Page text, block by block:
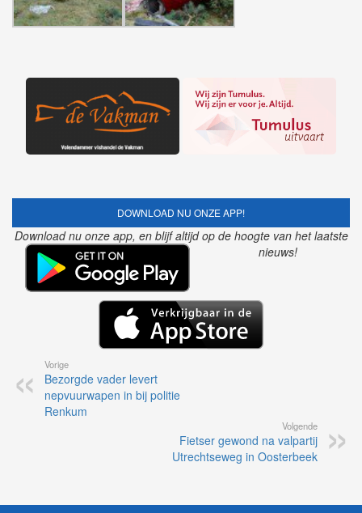
DOWNLOAD NU ONZE APP!
Download nu onze app, en blijf altijd op de hoogte van het laatste
nieuws!
Vorige
Bezorgde vader levert
nepvuurwapen in bij politie
Renkum
Volgende
Fietser gewond na valpartij
Utrechtseweg in Oosterbeek